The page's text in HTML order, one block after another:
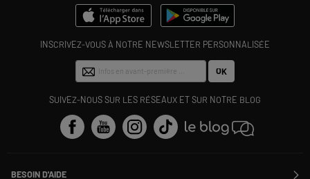
INSCRIVEZ-VOUS À NOTRE NEWSLETTER PERSONNALISÉE
OK
SUIVEZ-NOUS SUR LES RÉSEAUX ET SUR NOTRE BLOG
BESOIN D'AIDE